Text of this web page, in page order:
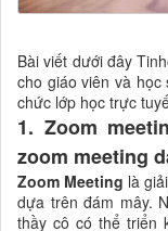
Bài viết dưới đây
cho giáo viên và
chức lớp học trực
1. Zoom
zoom meeting
Zoom Meeting là
dựa trên đám mây.
thầy cô có thể triển